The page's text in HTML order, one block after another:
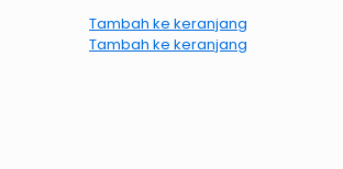
Tambah ke keranjang
Tambah ke keranjang